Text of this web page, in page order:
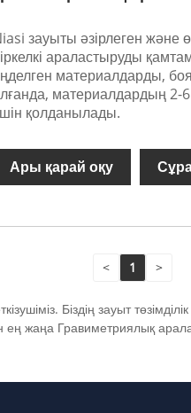
зауыты әзірлеген және
араластыруды
материалдарды,
материалдардың 2-
қолданылады.
Ары қарай оқу
< 1 >
Біздің зауыт төзімділік
жаңа Гравиметриялық